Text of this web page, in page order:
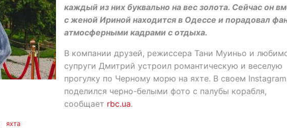
каждый из них буквально на вес золота. Сейчас он
с женой Ириной находится в Одессе и порадовал
атмосферными кадрами с отдыха.
В компании друзей, режиссера Тани Муиньо и
супруги Дмитрий устроил романтическую и веселую
прогулку по Черному морю на яхте. В своем
поделился черно-белыми фото с палубы корабля,
сообщает rbc.ua.
яхта